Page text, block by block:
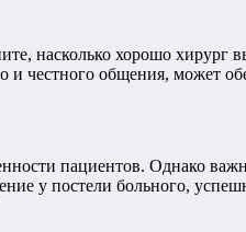
насколько хорошо хирург
честного общения, может
пациентов. Однако
у постели больного,